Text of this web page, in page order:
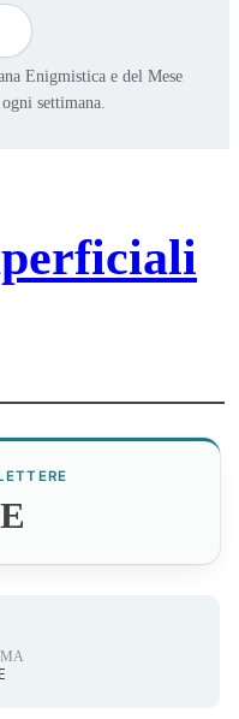
Enigmistica e del Mese
settimana.